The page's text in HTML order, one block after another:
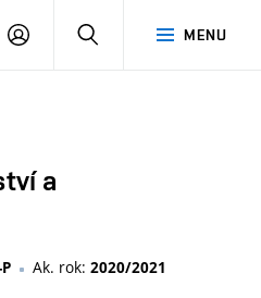
MENU
PŘIHLÁSIT
a
Ak. rok: 2020/2021